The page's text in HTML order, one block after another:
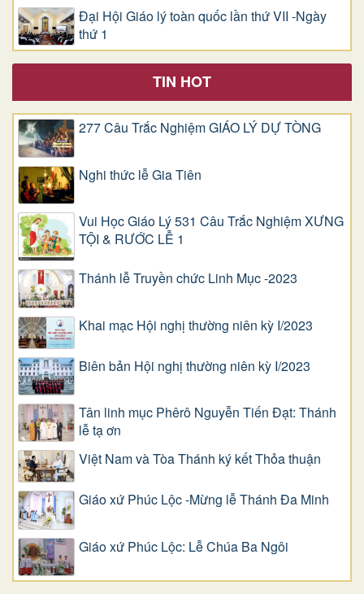
Đại Hội Giáo lý toàn quốc lần thứ VII -Ngày
thứ 1
TIN HOT
277 Câu Trắc Nghiệm GIÁO LÝ DỰ TÒNG
Nghi thức lễ Gia Tiên
Vui Học Giáo Lý 531 Câu Trắc Nghiệm XƯNG
TỘI & RƯỚC LỄ 1
Thánh lễ Truyền chức Linh Mục -2023
Khai mạc Hội nghị thường niên kỳ I/2023
Biên bản Hội nghị thường niên kỳ I/2023
Tân linh mục Phêrô Nguyễn Tiến Đạt: Thánh
lễ tạ ơn
Việt Nam và Tòa Thánh ký kết Thỏa thuận
Giáo xứ Phúc Lộc -Mừng lễ Thánh Đa Minh
Giáo xứ Phúc Lộc: Lễ Chúa Ba Ngôi